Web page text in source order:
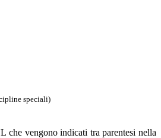
speciali)
che vengono indicati tra parentesi nella